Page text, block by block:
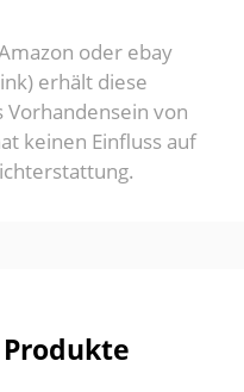
oder ebay
erhält diese
Vorhandensein von
keinen Einfluss auf